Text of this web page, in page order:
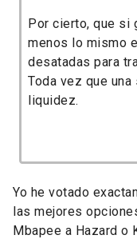
Por cierto, que si
menos lo mismo
desatadas para
Toda vez que
liquidez.
Yo he votado
las mejores
Mbapee a Hazard o